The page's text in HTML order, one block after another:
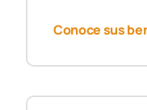
Conoce sus